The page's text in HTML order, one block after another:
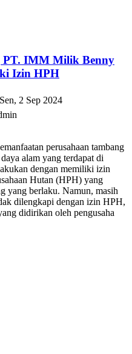
PT. IMM Milik Benny
Izin HPH
Sen, 2 Sep 2024
perusahaan tambang
alam yang terdapat di
dengan memiliki izin
Hutan (HPH) yang
yang berlaku. Namun, masih
dilengkapi dengan izin HPH,
didirikan oleh pengusaha